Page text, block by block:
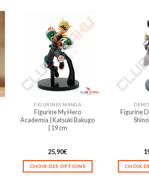
FIGURINES MANGA
Figurine My Hero
Academia | Katsuki Bakugo
| 19 cm
25,90€
CHOIX DES OPTIONS
Figurine
CHOIX